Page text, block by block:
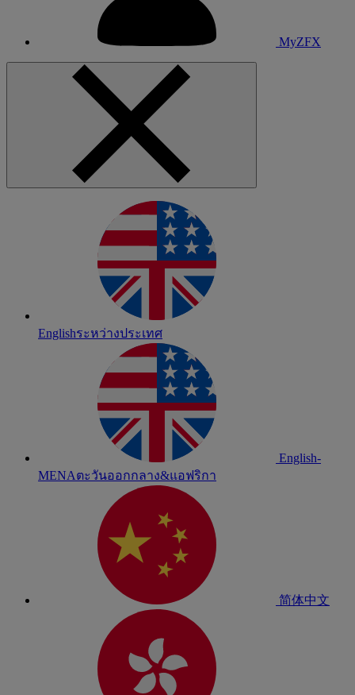
MyZFX
Englishระหว่างประเทศ
English-
MENAตะวันออกกลาง&แอฟริกา
简体中文